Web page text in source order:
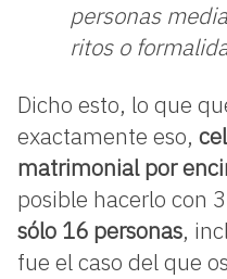
personas
ritos o
Dicho esto, lo que
exactamente eso,
matrimonial por
posible hacerlo con
sólo 16 personas,
fue el caso del que